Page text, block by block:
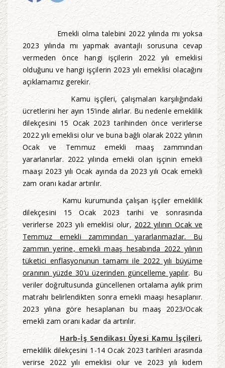
Emekli olma talebini 2022 yılında mı yoksa
2023 yılında mı yapmak avantajlı sorusuna cevap
vermeden önce hangi işçilerin 2022 yılı emeklisi
olduğunu ve hangi işçilerin 2023 yılı emeklisi olacağını
açıklamamız gerekir.
Kamu işçileri, çalışmaları karşılığındaki
ücretlerini her ayın 15’inde alırlar. Bu nedenle emeklilik
dilekçesini 15 Ocak 2023 tarihinden önce verirlerse
2022 yılı emeklisi olur ve buna bağlı olarak 2022 yılının
Ocak ve Temmuz emekli maaş zammından
yararlanırlar. 2022 yılında emekli olan işçinin emekli
maaşı 2023 yılı Ocak ayında da 2023 yılı Ocak emekli
zam oranı kadar artırılır.
Kamu kurumunda çalışan işçiler emeklilik
dilekçesini 15 Ocak 2023 tarihi ve sonrasında
verirlerse 2023 yılı emeklisi olur, 2022 yılının Ocak ve
Temmuz emekli zammından yararlanmazlar. Bu
zammın yerine, emekli maaş hesabında 2022 yılının
tüketici enflasyonunun tamamı ile 2022 yılı büyüme
oranının yüzde 30’u üzerinden güncelleme yapılır. Bu
veriler doğrultusunda güncellenen ortalama aylık prim
matrahı belirlendikten sonra emekli maaşı hesaplanır.
2023 yılına göre hesaplanan bu maaş 2023/Ocak
emekli zam oranı kadar da artırılır.
Harb-İş Sendikası Üyesi Kamu İşçileri,
emeklilik dilekçesini 1-14 Ocak 2023 tarihleri arasında
verirse 2022 yılı emeklisi olur ve 2023 yılı kıdem